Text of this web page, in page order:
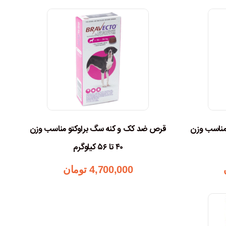
وزن
قرص ضد کک و کنه سگ براوکتو مناسب وزن
۴۰ تا ۵۶ کیلوگرم
4,700,000 تومان